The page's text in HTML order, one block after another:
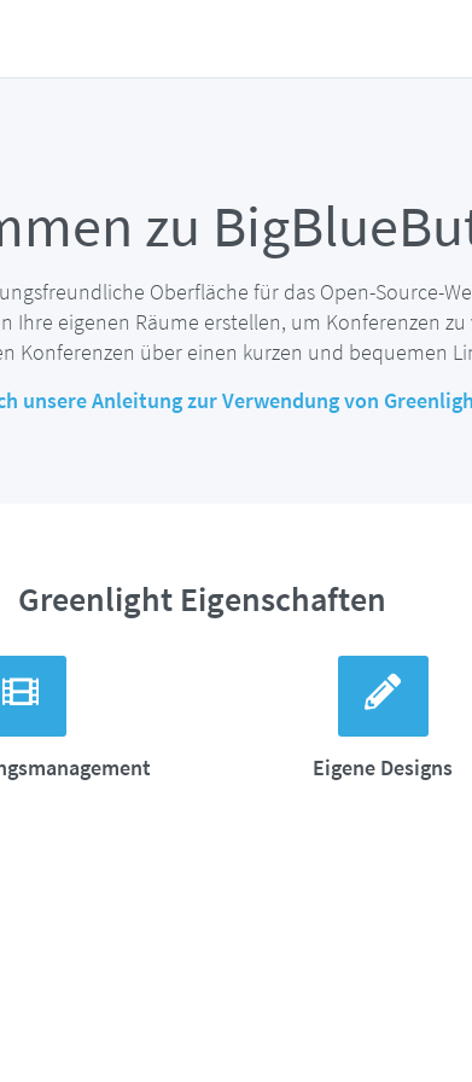
zu
Oberfläche für das Open-Source-
Ihre eigenen Räume erstellen, um Konferenzen
Konferenzen über einen kurzen und bequemen
unsere Anleitung zur Verwendung von
Greenlight Eigenschaften
Eigene Designs